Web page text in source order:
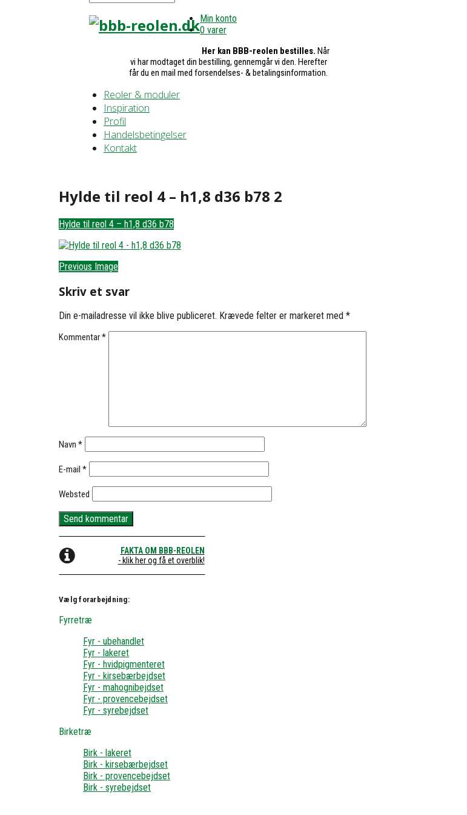
Min konto
0 varer
Her kan BBB-reolen bestilles. Når
vi har modtaget din bestilling, gennemgår vi den. Herefter
får du en mail med forsendelses- & betalingsinformation.
Reoler & moduler
Inspiration
Profil
Handelsbetingelser
Kontakt
Hylde til reol 4 – h1,8 d36 b78 2
Hylde til reol 4 – h1,8 d36 b78
Previous Image
Skriv et svar
Din e-mailadresse vil ikke blive publiceret. Krævede felter er markeret med *
Kommentar*
Navn *
E-mail *
Websted
FAKTA OM BBB-REOLEN
- klik her og få et overblik!
Vælg forarbejdning:
Fyrretræ
Fyr - ubehandlet
Fyr - lakeret
Fyr - hvidpigmenteret
Fyr - kirsebærbejdset
Fyr - mahognibejdset
Fyr - provencebejdset
Fyr - syrebejdset
Birketræ
Birk - lakeret
Birk - kirsebærbejdset
Birk - provencebejdset
Birk - syrebejdset